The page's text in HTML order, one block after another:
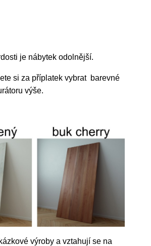
je nábytek odolnější.
si za příplatek vybrat barevné
výše.
výroby a vztahují se na